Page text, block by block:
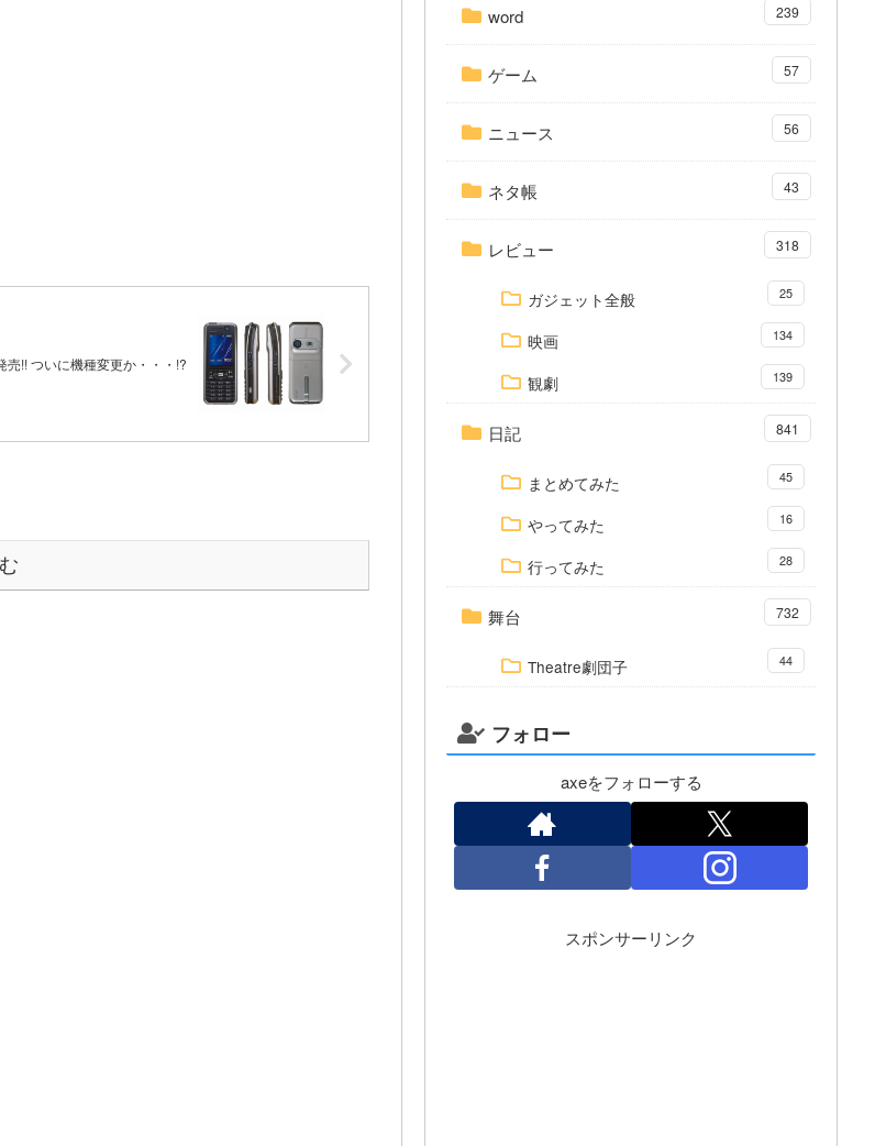
売!! ついに機種変更か・・・!?
word 239
ゲーム 57
ニュース 56
ネタ帳 43
レビュー 318
ガジェット全般 25
映画 134
観劇 139
日記 841
まとめてみた 45
やってみた 16
行ってみた 28
舞台 732
Theatre劇団子 44
フォロー
axeをフォローする
スポンサーリンク